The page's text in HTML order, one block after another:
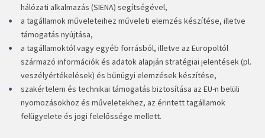
hálózati alkalmazás (SIENA) segítségével,
a tagállamok műveleteihez műveleti elemzés készítése, illetve
támogatás nyújtása,
a tagállamoktól vagy egyéb forrásból, illetve az Europoltól
származó információk és adatok alapján stratégiai jelentések (pl.
veszélyértékelések) és bűnügyi elemzések készítése,
szakértelem és technikai támogatás biztosítása az EU-n belüli
nyomozásokhoz és műveletekhez, az érintett tagállamok
felügyelete és jogi felelőssége mellett.